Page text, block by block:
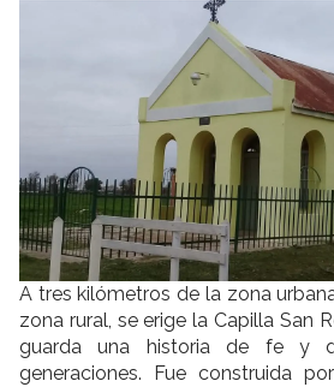
A tres kilómetros de la zona
zona rural, se erige la Capilla San
guarda una historia de fe y
generaciones. Fue construida